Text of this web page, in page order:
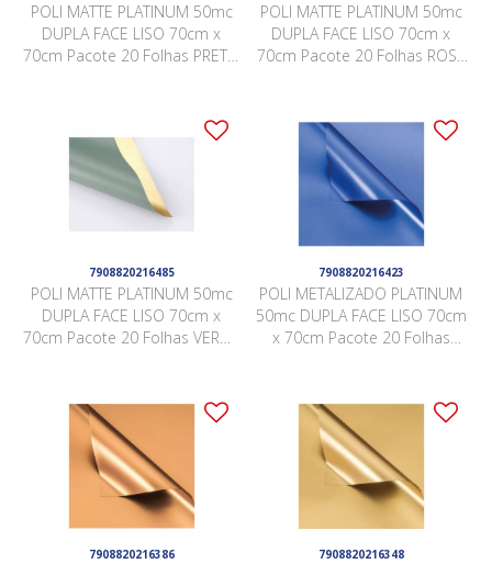
POLI MATTE PLATINUM 50mc
DUPLA FACE LISO 70cm x
70cm Pacote 20 Folhas PRETO
POLI MATTE PLATINUM 50mc
DUPLA FACE LISO 70cm x
70cm Pacote 20 Folhas ROSA
7908820216485
POLI MATTE PLATINUM 50mc
DUPLA FACE LISO 70cm x
70cm Pacote 20 Folhas VERDE
7908820216423
POLI METALIZADO PLATINUM
50mc DUPLA FACE LISO 70cm
x 70cm Pacote 20 Folhas
7908820216386 7908820216348